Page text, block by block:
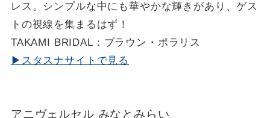
レス。シンプルな中にも華やかな輝きがあり、ゲス
トの視線を集まるはず！
TAKAMI BRIDAL：ブラウン・ポラリス
▶スタスナサイトで見る
アニヴェルセル みなとみらい